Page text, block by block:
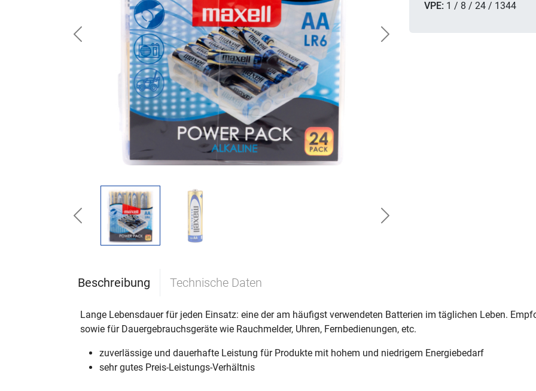
Previous Next
Previous Next
VPE: 1 / 8 / 24 / 1344
Beschreibung Technische Daten
Lange Lebensdauer für jeden Einsatz: eine der am häufigst verwendeten Batterien im täglichen Leben.
sowie für Dauergebrauchsgeräte wie Rauchmelder, Uhren, Fernbedienungen, etc.
zuverlässige und dauerhafte Leistung für Produkte mit hohem und niedrigem Energiebedarf
sehr gutes Preis-Leistungs-Verhältnis